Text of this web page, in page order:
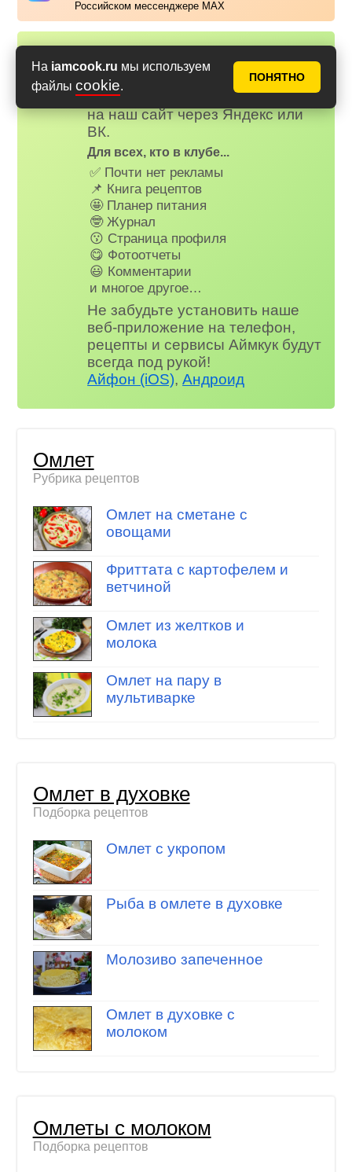
На iamcook.ru мы используем
файлы cookie.
ПОНЯТНО
Российском мессенджере MAX
Вступайте в клуб Аймкук. Просто
зарегистируйтесь
иливойдите
на наш сайт через Яндекс или
ВК.
Для всех, кто в клубе...
✅ Почти нет рекламы
📌 Книга рецептов
🤩 Планер питания
🤓 Журнал
😗 Страница профиля
😋 Фотоотчеты
😃 Комментарии
и многое другое…
Не забудьте установить наше
веб-приложение на телефон,
рецепты и сервисы Аймкук будут
всегда под рукой!
Айфон (iOS),Андроид
✕
Омлет
Рубрика рецептов
Омлет на сметане с
овощами
Фриттата с картофелем и
ветчиной
Омлет из желтков и
молока
Омлет на пару в
мультиварке
Омлет в духовке
Подборка рецептов
Омлет с укропом
Рыба в омлете в духовке
Молозиво запеченное
Омлет в духовке с
молоком
Омлеты с молоком
Подборка рецептов